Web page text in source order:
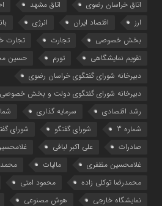
اتاق خراسان رضوی
اتاق مشهد
ارز
اقتصاد ایران انرژی
بخش خصوصی
تجارت تجارت
تقویم نمایشگاهی
تورم
حسین
دبیرخانه شورای گفتگوی خراسان رضوی
دبیرخانه شورای گفتگوی دولت و بخش
رشد اقتصادی
سرمایه گذاری
شماره 3
شورای گفتگو
شورای
صادرات
علی اکبر لبافی
غلامحسین مظفری
مالیات
محمدرضا توکلی زاده
محمود امتی
نمایشگاه خارجی
هوش مصنوعی